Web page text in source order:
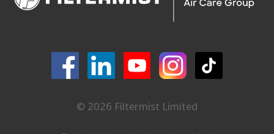
© 2026 Filtermist Limited